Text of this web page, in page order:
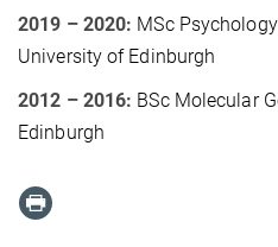
2019 – 2020: MSc
University of Edinburgh
2012 – 2016: BSc Molecular
Edinburgh